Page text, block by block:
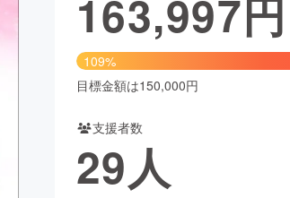
ファッシ
ューティー・ヘルスケア
163,997円
109%
目標金額は150,000円
支援者数
29人